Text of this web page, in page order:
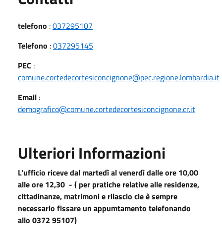
telefono :037295107
Telefono :037295145
PEC :
comune.cortedecortesiconcignone@pec.regione.lombardia.it
Email :
demografico@comune.cortedecortesiconcignone.cr.it
Ulteriori Informazioni
L'ufficio riceve dal martedì al venerdì dalle ore 10,00
alle ore 12,30 - ( per pratiche relative alle residenze,
cittadinanze, matrimoni e rilascio cie è sempre
necessario fissare un appumtamento telefonando
allo 0372 95107)